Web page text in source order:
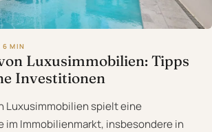
6 MIN
Luxusimmobilien: Tipps
Investitionen
Luxusimmobilien spielt eine
im Immobilienmarkt, insbesondere in